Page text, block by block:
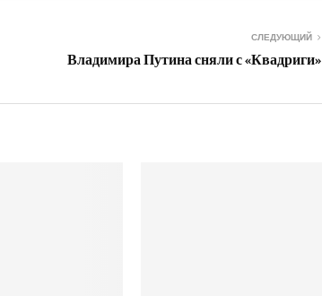
СЛЕДУЮЩИЙ
Владимира Путина сняли с «Квадриги»